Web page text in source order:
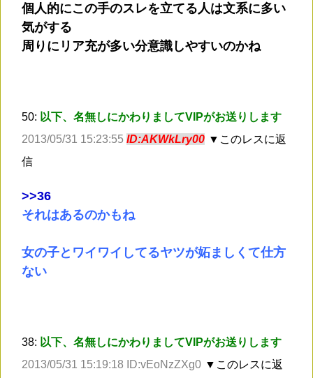
個人的にこの手のスレを立てる人は文系に多い
気がする
周りにリア充が多い分意識しやすいのかね
50: 以下、名無しにかわりましてVIPがお送りします
2013/05/31 15:23:55 ID:AKWkLry00 ▼このレスに返
信
>>36
それはあるのかもね
女の子とワイワイしてるヤツが妬ましくて仕方
ない
38: 以下、名無しにかわりましてVIPがお送りします
2013/05/31 15:19:18 ID:vEoNzZXg0 ▼このレスに返